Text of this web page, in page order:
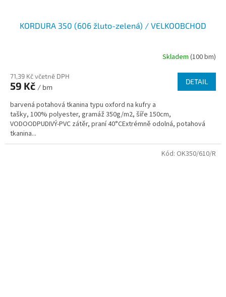
KORDURA 350 (606 žluto-zelená) / VELKOOBCHOD
Skladem (100 bm)
71,39 Kč včetně DPH
59 Kč / bm
DETAIL
barvená potahová tkanina typu oxford na kufry a
tašky, 100% polyester, gramáž 350g/m2, šíře 150cm,
VODOODPUDIVÝ-PVC zátěr, praní 40°CExtrémně odolná, potahová
tkanina...
Kód: OK350/610/R